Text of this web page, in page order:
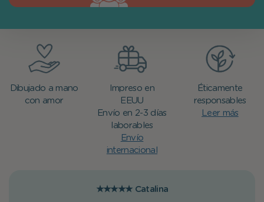
Dibujado a mano
con amor
Impreso en
EEUU
Envío en 2-3 días
laborables
Envío
internacional
Éticamente
responsables
Leer más
★★★★★ Catalina